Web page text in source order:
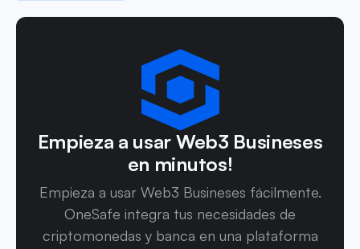
Empieza a usar Web3 Busineses
en minutos!
Empieza a usar Web3 Busineses fácilmente.
OneSafe integra tus necesidades de
criptomonedas y banca en una plataforma